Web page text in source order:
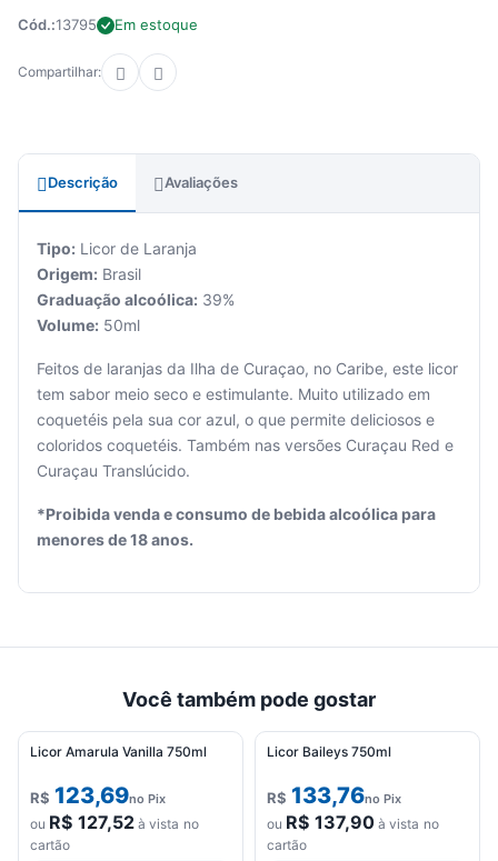
Seu
está
vazio.
para
Cód.:13795 Em estoque
Compartilhar:
Descrição Avaliações
Tipo: Licor de Laranja
Origem: Brasil
Graduação alcoólica: 39%
Volume: 50ml
Feitos de laranjas da Ilha de Curaçao, no Caribe, este licor
tem sabor meio seco e estimulante. Muito utilizado em
coquetéis pela sua cor azul, o que permite deliciosos e
coloridos coquetéis. Também nas versões Curaçau Red e
Curaçau Translúcido.
*Proibida venda e consumo de bebida alcoólica para
menores de 18 anos.
Você também pode gostar
Licor Amarula Vanilla 750ml
R$ 123,69no Pix
ou R$ 127,52à vista no
cartão
Licor Baileys 750ml
R$ 133,76no Pix
ou R$ 137,90à vista no
cartão